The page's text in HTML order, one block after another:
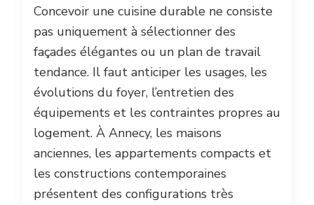
Concevoir une cuisine durable ne consiste
pas uniquement à sélectionner des
façades élégantes ou un plan de travail
tendance. Il faut anticiper les usages, les
évolutions du foyer, l’entretien des
équipements et les contraintes propres au
logement. À Annecy, les maisons
anciennes, les appartements compacts et
les constructions contemporaines
présentent des configurations très